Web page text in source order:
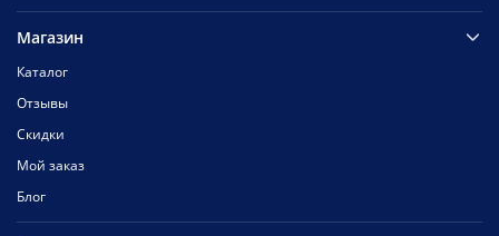
Магазин
Каталог
Отзывы
Скидки
Мой заказ
Блог